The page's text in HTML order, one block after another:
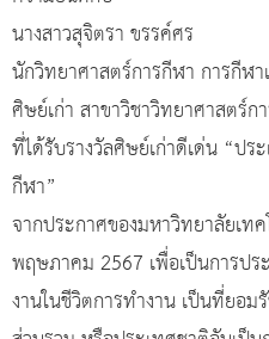
นางสาวสุจิตรา ขรรค์ศร
นักวิทยาศาสตร์การกีฬา การกีฬ
ศิษย์เก่า สาขาวิชาวิทยาศาสตร์ก
ที่ได้รับรางวัลศิษย์เก่าดีเด่น “ป
กีฬา”
จากประกาศของมหาวิทยาลัยเท
พฤษภาคม 2567 เพื่อเป็นการป
งานในชีวิตการทำงาน เป็นที่ยอ